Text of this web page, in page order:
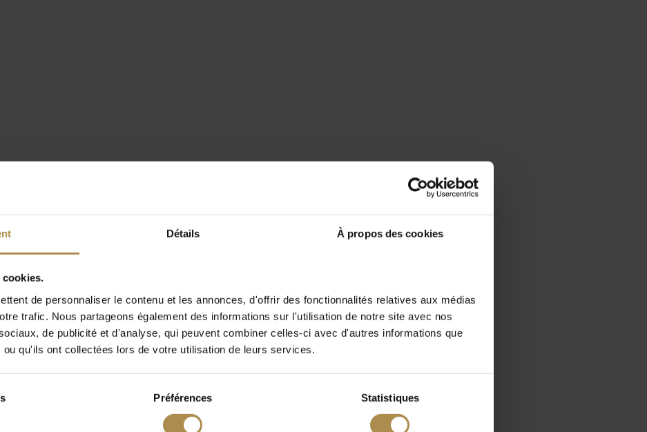
Détails À propos des cookies
de personnaliser le contenu et les annonces, d'offrir des fonctionnalités relatives aux médias
trafic. Nous partageons également des informations sur l'utilisation de notre site avec nos
de publicité et d'analyse, qui peuvent combiner celles-ci avec d'autres informations que
qu'ils ont collectées lors de votre utilisation de leurs services.
Préférences Statistiques